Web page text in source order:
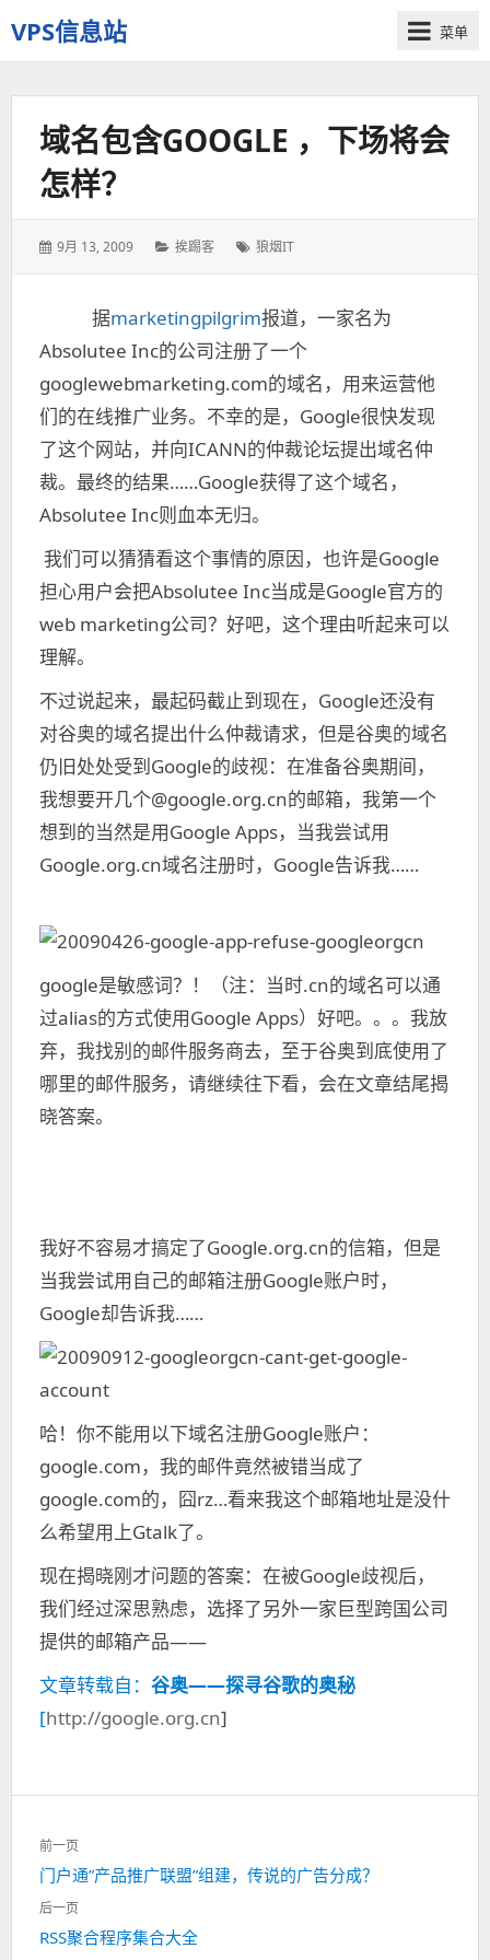
VPS信息站
一
个
菜单
域名包含GOOGLE ，下场将会
怎样？
发
9月 13, 2009
分
挨踢客
标
狼烟IT
据marketingpilgrim报道，一家名为
Absolutee Inc的公司注册了一个
googlewebmarketing.com的域名，用来运营他
们的在线推广业务。不幸的是，Google很快发现
了这个网站，并向ICANN的仲裁论坛提出域名仲
裁。最终的结果……Google获得了这个域名，
Absolutee Inc则血本无归。
我们可以猜猜看这个事情的原因，也许是Google
担心用户会把Absolutee Inc当成是Google官方的
web marketing公司？好吧，这个理由听起来可以
理解。
不过说起来，最起码截止到现在，Google还没有
对谷奥的域名提出什么仲裁请求，但是谷奥的域名
仍旧处处受到Google的歧视：在准备谷奥期间，
我想要开几个@google.org.cn的邮箱，我第一个
想到的当然是用Google Apps，当我尝试用
Google.org.cn域名注册时，Google告诉我……
google是敏感词？！（注：当时.cn的域名可以通
过alias的方式使用Google Apps）好吧。。。我放
弃，我找别的邮件服务商去，至于谷奥到底使用了
哪里的邮件服务，请继续往下看，会在文章结尾揭
晓答案。
我好不容易才搞定了Google.org.cn的信箱，但是
当我尝试用自己的邮箱注册Google账户时，
Google却告诉我……
哈！你不能用以下域名注册Google账户：
google.com，我的邮件竟然被错当成了
google.com的，囧rz…看来我这个邮箱地址是没什
么希望用上Gtalk了。
现在揭晓刚才问题的答案：在被Google歧视后，
我们经过深思熟虑，选择了另外一家巨型跨国公司
提供的邮箱产品——
文章转载自： 谷奥——探寻谷歌的奥秘
[http://google.org.cn]
文
章
导
航
前一页
上
一
门户通”产品推广联盟”组建，传说的广告分成？
后一页
下
RSS聚合程序集合大全